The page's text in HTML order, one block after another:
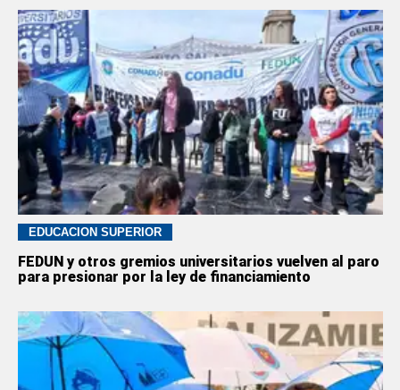
EDUCACION SUPERIOR
FEDUN y otros gremios universitarios vuelven al paro
para presionar por la ley de financiamiento